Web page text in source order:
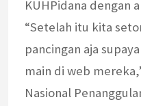
KUHPidana dengan
“Setelah itu kita
pancingan aja
main di web
Nasional